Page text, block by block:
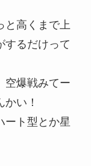
高くまで上
するだけって
空爆戦みてー
い！
ト型とか星